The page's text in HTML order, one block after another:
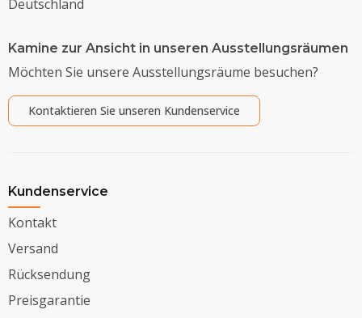
Deutschland
Kamine zur Ansicht in unseren Ausstellungsräumen
Möchten Sie unsere Ausstellungsräume besuchen?
Kontaktieren Sie unseren Kundenservice
Kundenservice
Kontakt
Versand
Rücksendung
Preisgarantie